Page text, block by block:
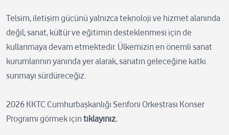
Telsim, iletişim gücünü yalnızca teknoloji ve hizmet alanında
değil; sanat, kültür ve eğitimin desteklenmesi için de
kullanmaya devam etmektedir. Ülkemizin en önemli sanat
kurumlarının yanında yer alarak, sanatın geleceğine katkı
sunmayı sürdüreceğiz.
2026 KKTC Cumhurbaşkanlığı Senfoni Orkestrası Konser
Programı görmek için tıklayınız.